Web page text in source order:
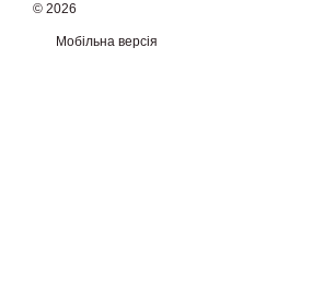
© 2026
Мобільна версія